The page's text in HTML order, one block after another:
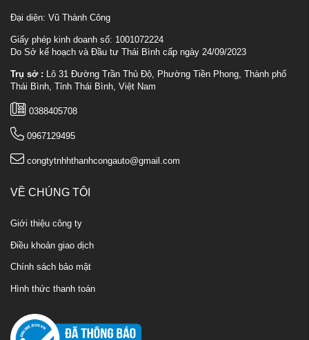
Đại diện: Vũ Thành Công
Giấy phép kinh doanh số: 1001072224
Do Sở kế hoạch và Đầu tư Thái Bình cấp ngày 24/09/2023
Trụ sở : Lô 31 Đường Trần Thủ Độ, Phường Tiền Phong, Thành phố
Thái Bình, Tỉnh Thái Bình, Việt Nam
0388405708
0967129495
congtytnhhthanhcongauto@gmail.com
VỀ CHÚNG TÔI
Giới thiệu công ty
Điều khoản giao dịch
Chính sách bảo mật
Hình thức thanh toán